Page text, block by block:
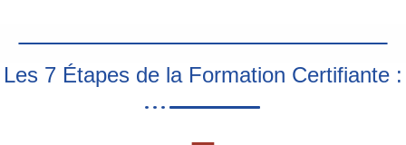
Les 7 Étapes de la Formation Certifiante :